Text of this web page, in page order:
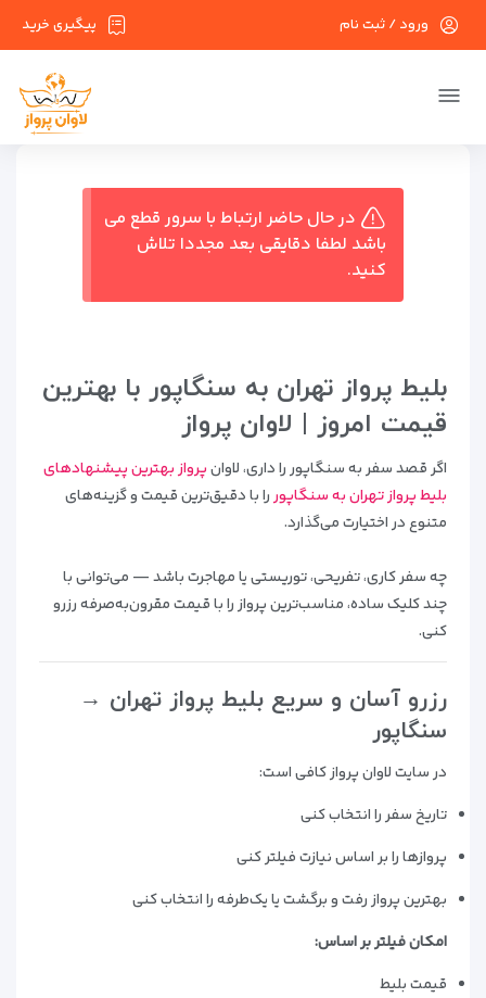
پیگیری خرید ورود / ثبت نام
در حال حاضر ارتباط با سرور قطع می
باشد لطفا دقایقی بعد مجددا تلاش
کنید.
بلیط پرواز تهران به سنگاپور با بهترین
قیمت امروز | لاوان پرواز
اگر قصد سفر به سنگاپور را داری، لاوانپرواز بهترین پیشنهادهای
بلیط پرواز تهران به سنگاپوررا با دقیق‌ترین قیمت و گزینه‌های
متنوع در اختیارت می‌گذارد.
چه سفر کاری، تفریحی، توریستی یا مهاجرت باشد — می‌توانی با
چند کلیک ساده، مناسب‌ترین پرواز را با قیمت مقرون‌به‌صرفه رزرو
کنی.
رزرو آسان و سریع بلیط پرواز تهران →
سنگاپور
در سایت لاوان پرواز کافی است:
تاریخ سفر را انتخاب کنی
پروازها را بر اساس نیازت فیلتر کنی
بهترین پرواز رفت و برگشت یا یک‌طرفه را انتخاب کنی
امکان فیلتر بر اساس:
قیمت بلیط